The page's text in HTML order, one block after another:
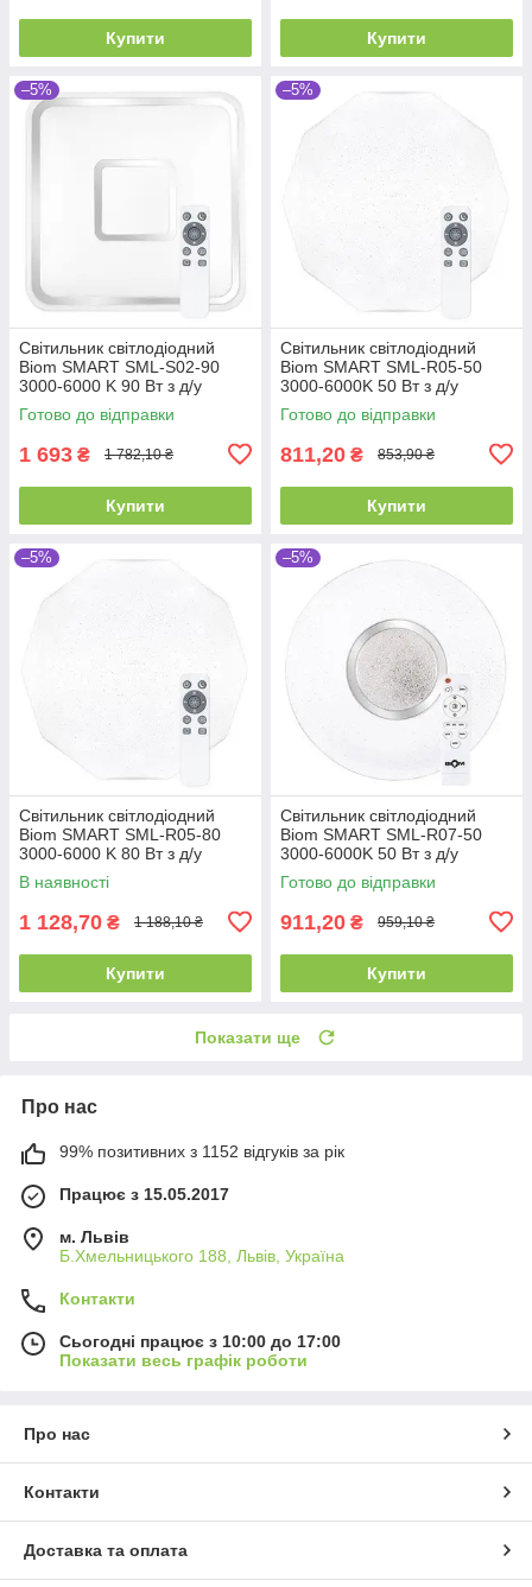
Купити Купити
–5%
Світильник світлодіодний
Biom SMART SML-S02-90
3000-6000 K 90 Вт з д/у
Готово до відправки
1 693 ₴ 1 782,10 ₴
Купити
–5%
Світильник світлодіодний
Biom SMART SML-R05-50
3000-6000K 50 Вт з д/у
Готово до відправки
811,20 ₴ 853,90 ₴
Купити
–5%
Світильник світлодіодний
Biom SMART SML-R05-80
3000-6000 K 80 Вт з д/у
В наявності
1 128,70 ₴ 1 188,10 ₴
Купити
–5%
Світильник світлодіодний
Biom SMART SML-R07-50
3000-6000K 50 Вт з д/у
Готово до відправки
911,20 ₴ 959,10 ₴
Купити
Показати ще
Про нас
99% позитивних з 1152 відгуків за рік
Працює з 15.05.2017
м. Львів
Б.Хмельницького 188, Львів, Україна
Контакти
Сьогодні працює з 10:00 до 17:00
Показати весь графік роботи
Про нас
Контакти
Доставка та оплата